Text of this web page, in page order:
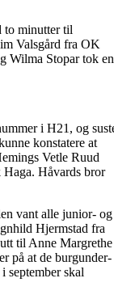
to minutter til
Valsgård fra OK
Wilma Stopar tok en
i H21, og
konstatere at
Vetle Ruud
Håvards bror
vant alle junior- og
Hjermstad fra
til Anne Margrethe
på at de burgunder-
september skal